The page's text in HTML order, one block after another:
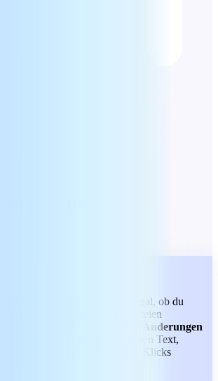
teile Dokumente mühelos – egal, ob du
Berichte schreibst oder an Dateien
deinen Workflow mit
Änderungen
Verfeinere deinen Text,
und fasse Inhalte mit wenigen Klicks